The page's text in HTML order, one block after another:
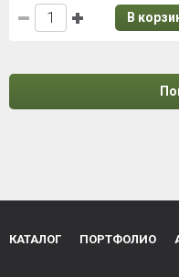
В
КАТАЛОГ ПОРТФОЛИО